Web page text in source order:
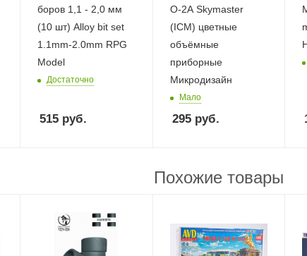
боров 1,1 - 2,0 мм
(10 шт) Alloy bit set
1.1mm-2.0mm RPG
Model
Достаточно
515руб.
O-2A Skymaster
(ICM) цветные
объёмные
приборные
Микродизайн
Мало
295руб.
Похожие товары